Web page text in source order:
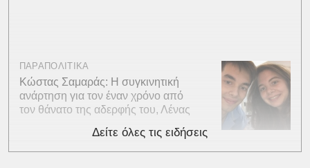
ΠΑΡΑΠΟΛΙΤΙΚΑ
Κώστας Σαμαράς: Η συγκινητική
ανάρτηση για τον έναν χρόνο από
τον θάνατο της αδερφής του, Λένας
Δείτε όλες τις ειδήσεις